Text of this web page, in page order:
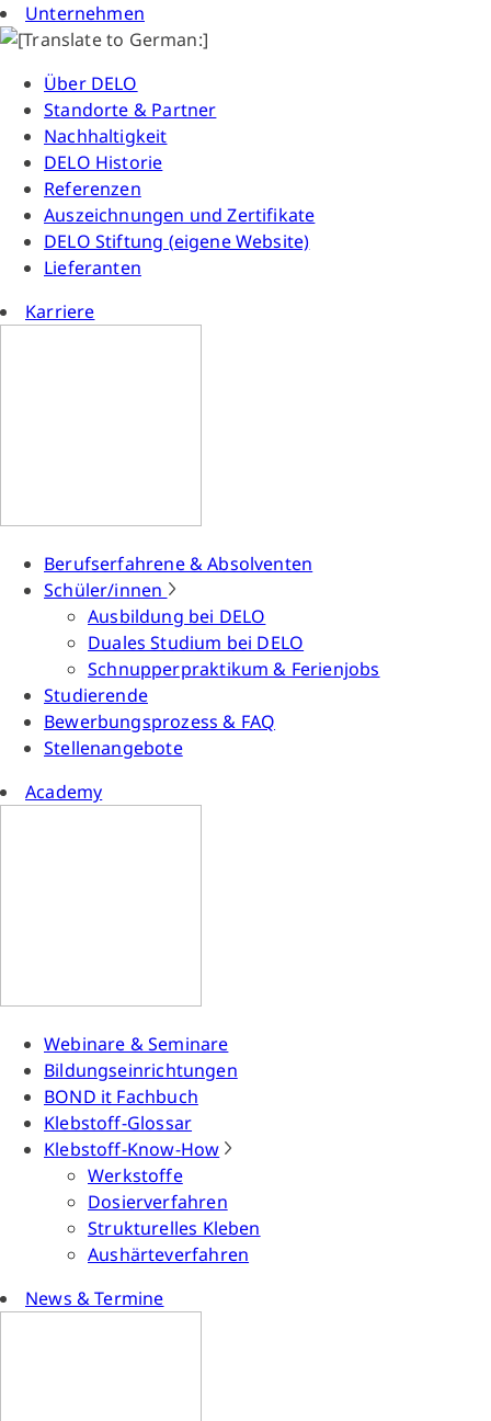
Unternehmen
Über DELO
Standorte & Partner
Nachhaltigkeit
DELO Historie
Referenzen
Auszeichnungen und Zertifikate
DELO Stiftung (eigene Website)
Lieferanten
Karriere
Berufserfahrene & Absolventen
Schüler/innen
Ausbildung bei DELO
Duales Studium bei DELO
Schnupperpraktikum & Ferienjobs
Studierende
Bewerbungsprozess & FAQ
Stellenangebote
Academy
Webinare & Seminare
Bildungseinrichtungen
BOND it Fachbuch
Klebstoff-Glossar
Klebstoff-Know-How
Werkstoffe
Dosierverfahren
Strukturelles Kleben
Aushärteverfahren
News & Termine